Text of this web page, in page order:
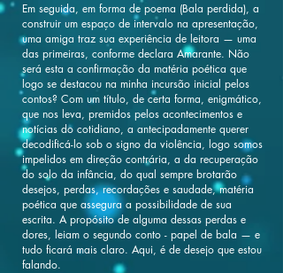
Em seguida, em forma de poema (Bala perdida), a
construir um espaço de intervalo na apresentação,
uma amiga traz sua experiência de leitora — uma
das primeiras, conforme declara Amarante. Não
será esta a confirmação da matéria poética que
logo se destacou na minha incursão inicial pelos
contos? Com um título, de certa forma, enigmático,
que nos leva, premidos pelos acontecimentos e
notícias do cotidiano, a antecipadamente querer
decodificá-lo sob o signo da violência, logo somos
impelidos em direção contrária, a da recuperação
do solo da infância, do qual sempre brotarão
desejos, perdas, recordações e saudade, matéria
poética que assegura a possibilidade de sua
escrita. A propósito de alguma dessas perdas e
dores, leiam o segundo conto - papel de bala — e
tudo ficará mais claro. Aqui, é de desejo que estou
falando.